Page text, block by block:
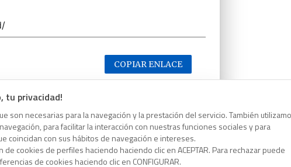
tu privacidad!
son necesarias para la navegación y la prestación del servicio. También
para facilitar la interacción con nuestras funciones sociales y para
coincidan con sus hábitos de navegación e intereses.
cookies de perfiles haciendo haciendo clic en ACEPTAR. Para rechazar puede
de cookies haciendo clic en CONFIGURAR.
COPIAR ENLACE
haga clic en el botón.